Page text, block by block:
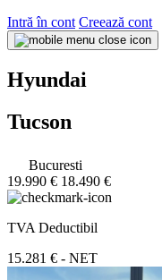
Intră în cont Creează cont
Hyundai
Tucson
Bucuresti
19.990 € 18.490 €
TVA Deductibil
15.281 € - NET